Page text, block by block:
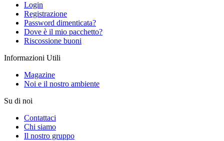
Login
Registrazione
Password dimenticata?
Dove è il mio pacchetto?
Riscossione buoni
Informazioni Utili
Magazine
Noi e il nostro ambiente
Su di noi
Contattaci
Chi siamo
Il nostro gruppo